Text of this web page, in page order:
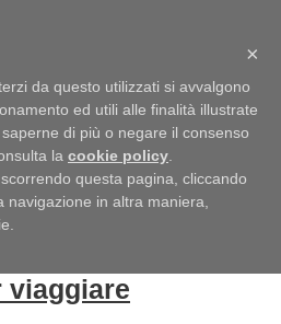
viaggiare
×
da questo utilizzati si avvalgono
ed utili alle finalità illustrate
di più o negare il consenso
la cookie policy
questa pagina, cliccando
in altra maniera,